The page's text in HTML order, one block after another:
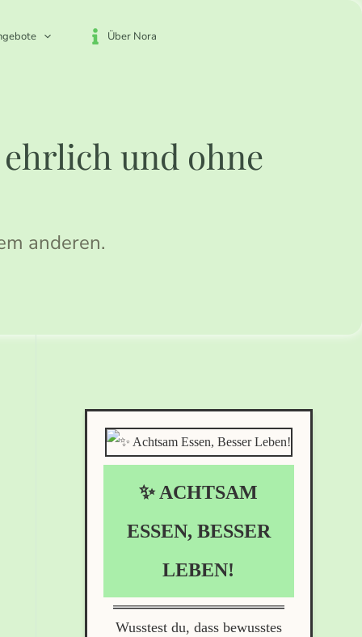
Über Nora
und ohne
anderen.
✨ ACHTSAM
ESSEN, BESSER
LEBEN!
Wusstest du, dass bewusstes